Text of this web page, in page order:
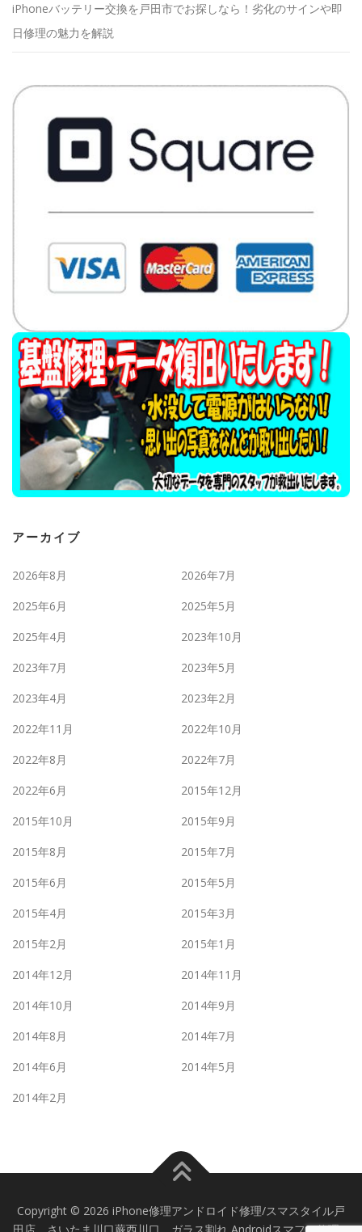
iPhoneバッテリー交換を戸田市でお探しなら！劣化のサインや即
日修理の魅力を解説
アーカイブ
2026年8月
2026年7月
2025年6月
2025年5月
2025年4月
2023年10月
2023年7月
2023年5月
2023年4月
2023年2月
2022年11月
2022年10月
2022年8月
2022年7月
2022年6月
2015年12月
2015年10月
2015年9月
2015年8月
2015年7月
2015年6月
2015年5月
2015年4月
2015年3月
2015年2月
2015年1月
2014年12月
2014年11月
2014年10月
2014年9月
2014年8月
2014年7月
2014年6月
2014年5月
2014年2月
Copyright © 2026 iPhone修理アンドロイド修理/スマスタイル戸